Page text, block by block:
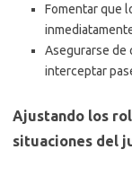
Fomentar que
Asegurarse de
interceptar
Ajustando los
situaciones del